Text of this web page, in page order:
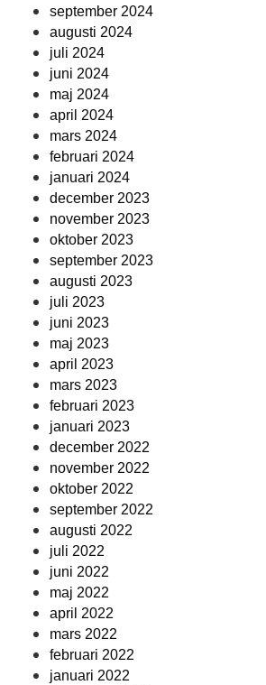
september 2024
augusti 2024
juli 2024
juni 2024
maj 2024
april 2024
mars 2024
februari 2024
januari 2024
december 2023
november 2023
oktober 2023
september 2023
augusti 2023
juli 2023
juni 2023
maj 2023
april 2023
mars 2023
februari 2023
januari 2023
december 2022
november 2022
oktober 2022
september 2022
augusti 2022
juli 2022
juni 2022
maj 2022
april 2022
mars 2022
februari 2022
januari 2022